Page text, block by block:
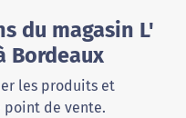
du magasin L'
Bordeaux
les produits et
de vente.